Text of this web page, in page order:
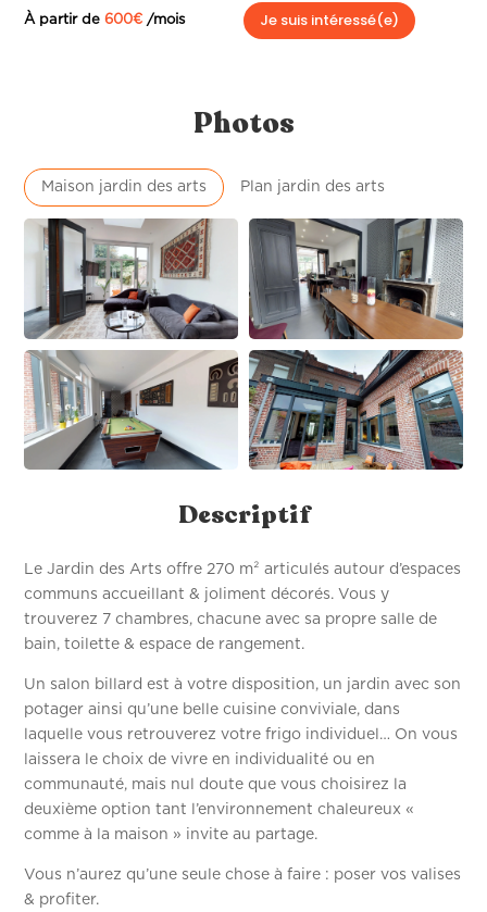
À partir de600€ /mois Je suis intéressé(e)
Photos
Maison jardin des arts Plan jardin des arts
Descriptif
Le Jardin des Arts offre 270 m² articulés autour d’espaces
communs accueillant & joliment décorés. Vous y
trouverez 7 chambres, chacune avec sa propre salle de
bain, toilette & espace de rangement.
Un salon billard est à votre disposition, un jardin avec son
potager ainsi qu’une belle cuisine conviviale, dans
laquelle vous retrouverez votre frigo individuel… On vous
laissera le choix de vivre en individualité ou en
communauté, mais nul doute que vous choisirez la
deuxième option tant l’environnement chaleureux «
comme à la maison » invite au partage.
Vous n’aurez qu’une seule chose à faire : poser vos valises
& profiter.